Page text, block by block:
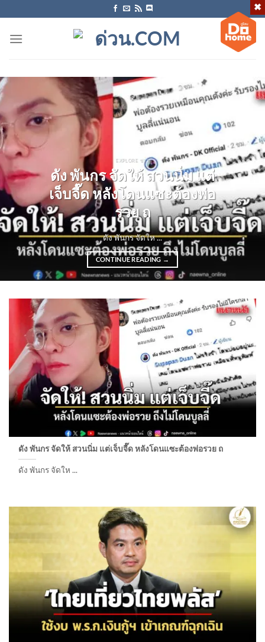
ไป
EXPLORE ข่าว
ดัง พันกร จัดให้ สวนนิ่ม แต่
เจ็บจี๊ด หลังโดนแซะต้องพ่อ
รวย ถ
ดัง พันกร จัดให ...
CONTINUE READING →
ดัง พันกร จัดให้ สวนนิ่ม แต่เจ็บจี๊ด หลังโดนแซะต้องพ่อรวย ถ
ดัง พันกร จัดให ...